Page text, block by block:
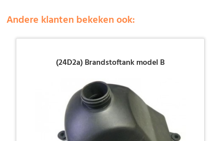
Andere klanten bekeken ook:
(24D2a) Brandstoftank model B